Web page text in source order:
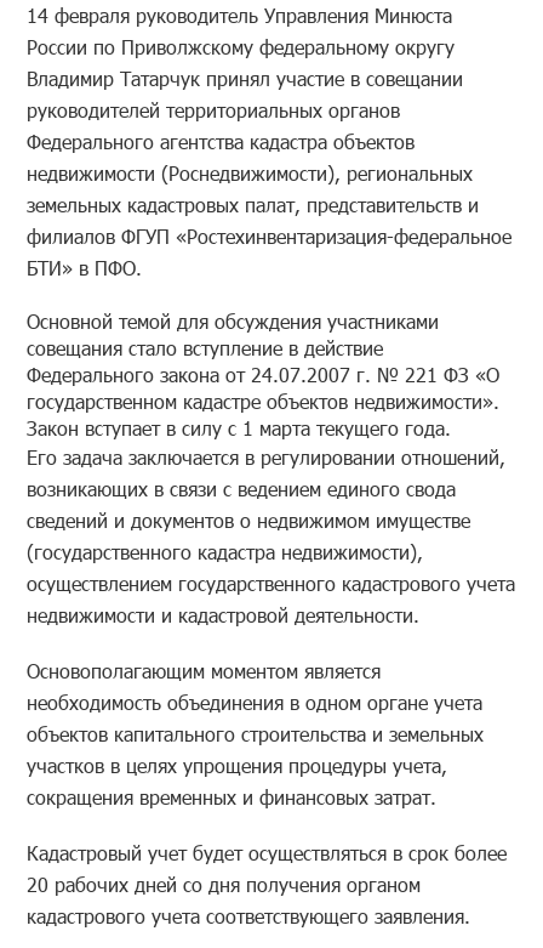
14 февраля руководитель Управления Минюста
России по Приволжскому федеральному округу
Владимир Татарчук принял участие в совещании
руководителей территориальных органов
Федерального агентства кадастра объектов
недвижимости (Роснедвижимости), региональных
земельных кадастровых палат, представительств и
филиалов ФГУП «Ростехинвентаризация-федеральное
БТИ» в ПФО.
Основной темой для обсуждения участниками
совещания стало вступление в действие
Федерального закона от 24.07.2007 г. № 221 ФЗ «О
государственном кадастре объектов недвижимости».
Закон вступает в силу с 1 марта текущего года.
Его задача заключается в регулировании отношений,
возникающих в связи с ведением единого свода
сведений и документов о недвижимом имуществе
(государственного кадастра недвижимости),
осуществлением государственного кадастрового учета
недвижимости и кадастровой деятельности.
Основополагающим моментом является
необходимость объединения в одном органе учета
объектов капитального строительства и земельных
участков в целях упрощения процедуры учета,
сокращения временных и финансовых затрат.
Кадастровый учет будет осуществляться в срок более
20 рабочих дней со дня получения органом
кадастрового учета соответствующего заявления.